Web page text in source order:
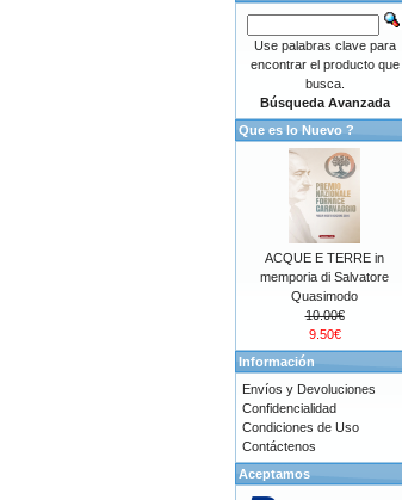
Use palabras clave para
encontrar el producto que
busca.
Búsqueda Avanzada
Que es lo Nuevo ?
ACQUE E TERRE in
memporia di Salvatore
Quasimodo
10.00€
9.50€
Información
Envíos y Devoluciones
Confidencialidad
Condiciones de Uso
Contáctenos
Aceptamos